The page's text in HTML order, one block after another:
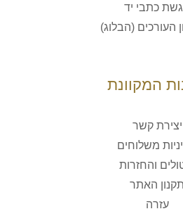
כתבי יד
העורכים (הבלוג)
המקוונת
יצירת קשר
משלוחים
והחזרות
תקנון האתר
עזרה